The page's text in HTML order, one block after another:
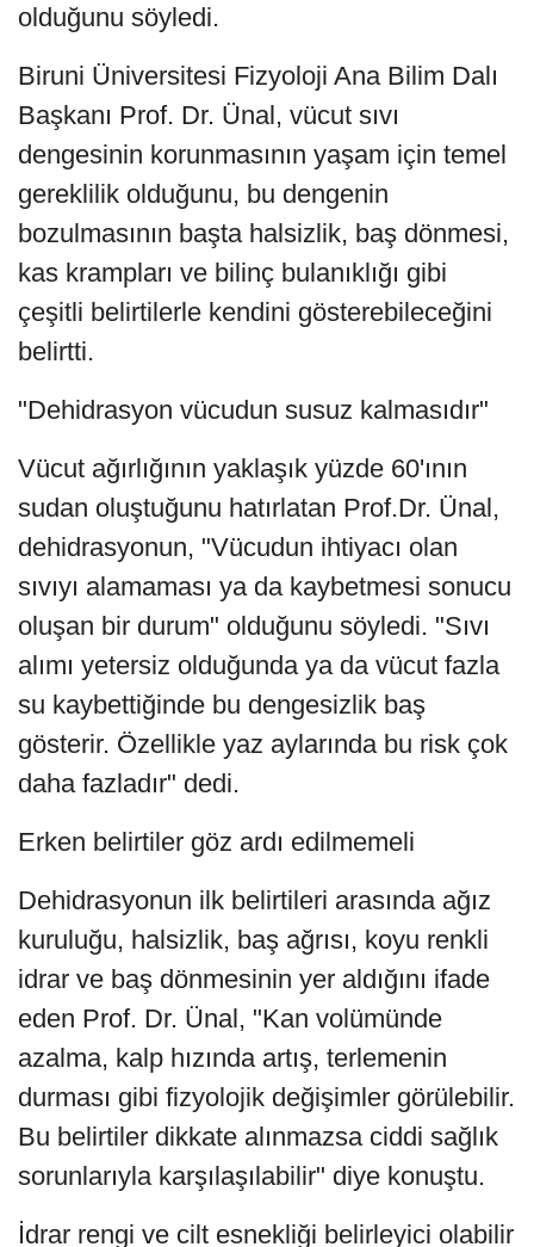
olduğunu söyledi.
Biruni Üniversitesi Fizyoloji Ana Bilim Dalı
Başkanı Prof. Dr. Ünal, vücut sıvı
dengesinin korunmasının yaşam için temel
gereklilik olduğunu, bu dengenin
bozulmasının başta halsizlik, baş dönmesi,
kas krampları ve bilinç bulanıklığı gibi
çeşitli belirtilerle kendini gösterebileceğini
belirtti.
"Dehidrasyon vücudun susuz kalmasıdır"
Vücut ağırlığının yaklaşık yüzde 60'ının
sudan oluştuğunu hatırlatan Prof.Dr. Ünal,
dehidrasyonun, "Vücudun ihtiyacı olan
sıvıyı alamaması ya da kaybetmesi sonucu
oluşan bir durum" olduğunu söyledi. "Sıvı
alımı yetersiz olduğunda ya da vücut fazla
su kaybettiğinde bu dengesizlik baş
gösterir. Özellikle yaz aylarında bu risk çok
daha fazladır" dedi.
Erken belirtiler göz ardı edilmemeli
Dehidrasyonun ilk belirtileri arasında ağız
kuruluğu, halsizlik, baş ağrısı, koyu renkli
idrar ve baş dönmesinin yer aldığını ifade
eden Prof. Dr. Ünal, "Kan volümünde
azalma, kalp hızında artış, terlemenin
durması gibi fizyolojik değişimler görülebilir.
Bu belirtiler dikkate alınmazsa ciddi sağlık
sorunlarıyla karşılaşılabilir" diye konuştu.
İdrar rengi ve cilt esnekliği belirleyici olabilir